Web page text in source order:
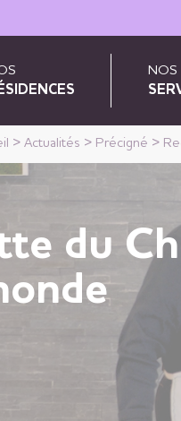
NOS
> Actualités > Précigné >
du